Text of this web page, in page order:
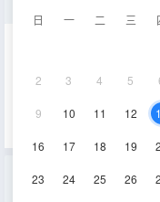
日 一 二 三
2 3 4 5
9 10 11 12
16 17 18 19
23 24 25 26